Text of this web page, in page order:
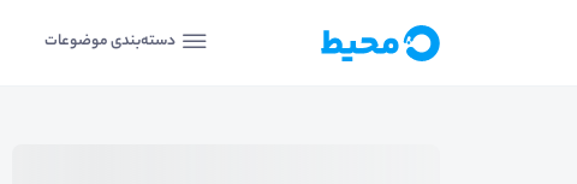
دسته‌بندی موضوعات